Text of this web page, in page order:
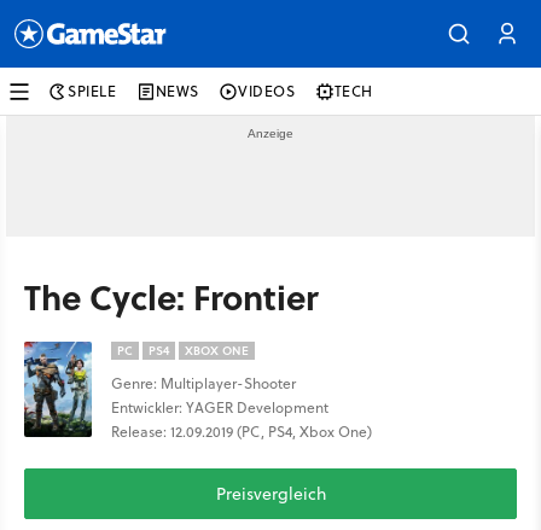
SPIELE NEWS VIDEOS TECH
The Cycle: Frontier
PC PS4 XBOX ONE
Genre: Multiplayer-Shooter
Entwickler: YAGER Development
Release: 12.09.2019 (PC, PS4, Xbox One)
Preisvergleich